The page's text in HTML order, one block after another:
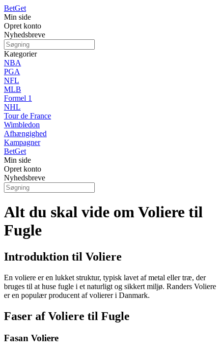
BetGet
Min side
Opret konto
Nyhedsbreve
Kategorier
NBA
PGA
NFL
MLB
Formel 1
NHL
Tour de France
Wimbledon
Afhængighed
Kampagner
BetGet
Min side
Opret konto
Nyhedsbreve
Alt du skal vide om Voliere til
Fugle
Introduktion til Voliere
En voliere er en lukket struktur, typisk lavet af metal eller træ, der
bruges til at huse fugle i et naturligt og sikkert miljø. Randers Voliere
er en populær producent af volierer i Danmark.
Faser af Voliere til Fugle
Fasan Voliere